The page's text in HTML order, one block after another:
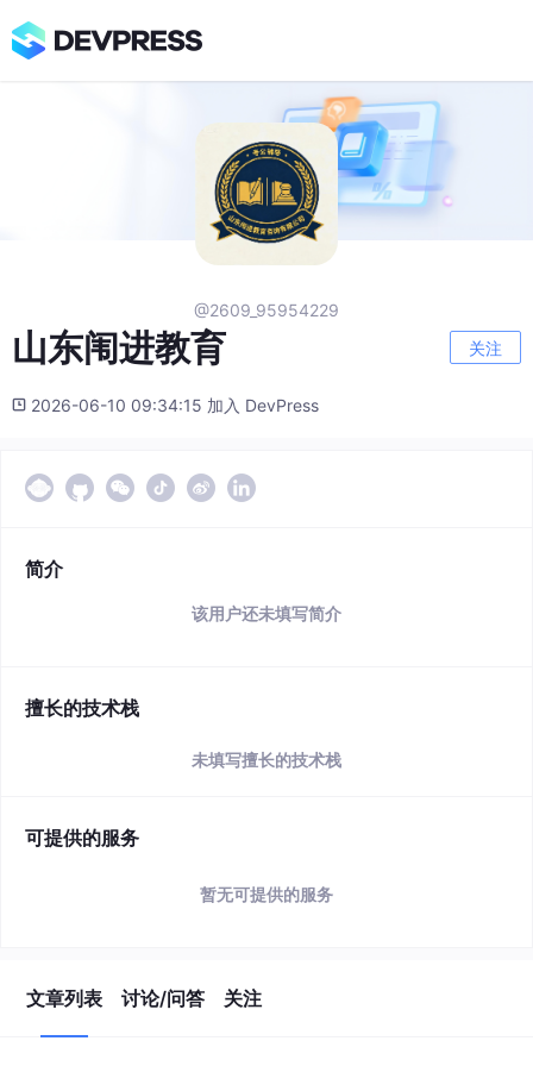
@2609_95954229
山东闱进教育 关注
2026-06-10 09:34:15 加入 DevPress
简介
该用户还未填写简介
擅长的技术栈
未填写擅长的技术栈
可提供的服务
暂无可提供的服务
文章列表 讨论/问答 关注